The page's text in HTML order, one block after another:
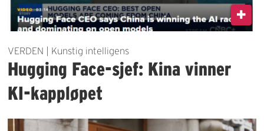
VERDEN | Kunstig intelligens
Hugging Face-sjef: Kina vinner
KI-kappløpet